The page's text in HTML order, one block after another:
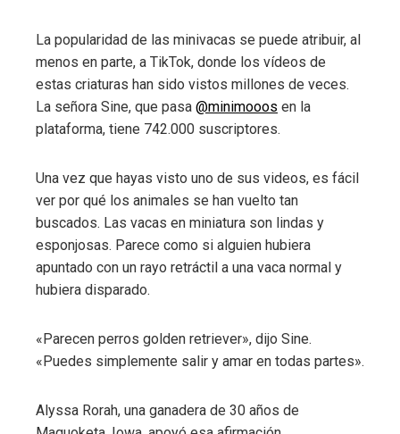
La popularidad de las minivacas se puede atribuir, al
menos en parte, a TikTok, donde los vídeos de
estas criaturas han sido vistos millones de veces.
La señora Sine, que pasa @minimooos en la
plataforma, tiene 742.000 suscriptores.
Una vez que hayas visto uno de sus videos, es fácil
ver por qué los animales se han vuelto tan
buscados. Las vacas en miniatura son lindas y
esponjosas. Parece como si alguien hubiera
apuntado con un rayo retráctil a una vaca normal y
hubiera disparado.
«Parecen perros golden retriever», dijo Sine.
«Puedes simplemente salir y amar en todas partes».
Alyssa Rorah, una ganadera de 30 años de